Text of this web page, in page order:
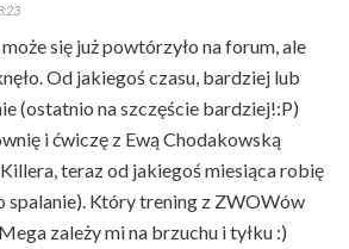
się już powtórzyło na forum, ale
Od jakiegoś czasu, bardziej lub
(ostatnio na szczęście bardziej!:P)
i ćwiczę z Ewą Chodakowską
teraz od jakiegoś miesiąca robię
spalanie). Który trening z ZWOWów
zależy mi na brzuchu i tyłku :)